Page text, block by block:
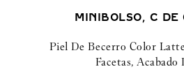
MINIBOLSO, C DE
Piel De Becerro Color
Facetas, Acabado